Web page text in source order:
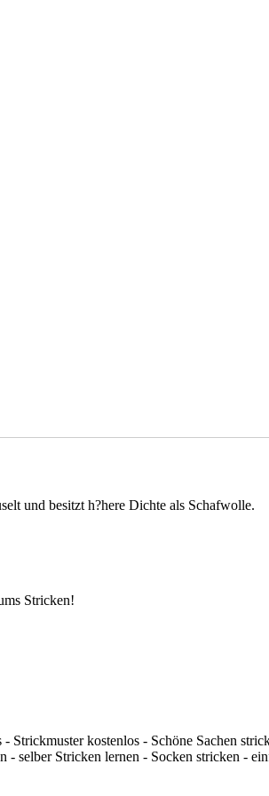
und besitzt h?here Dichte als Schafwolle.
Stricken!
Strickmuster kostenlos - Schöne Sachen
- selber Stricken lernen - Socken stricken -